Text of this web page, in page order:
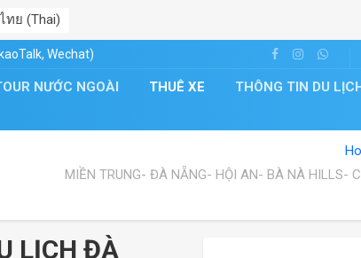
ทย (Thai)
Wechat)
NƯỚC NGOÀI THUÊ XE
THÔNG TIN DU
MIỀN TRUNG- ĐÀ NẴNG- HỘI AN- BÀ NÀ HILLS-
LỊCH ĐÀ